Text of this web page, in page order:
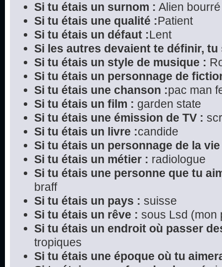
Si tu étais un surnom : Alien bourré
Si tu étais une qualité :Patient
Si tu étais un défaut :Lent
Si les autres devaient te définir, tu
Si tu étais un style de musique :
Si tu étais un personnage de
Si tu étais une chanson :pac man
Si tu étais un film : garden state
Si tu étais une émission de TV :
Si tu étais un livre :candide
Si tu étais un personnage de la
Si tu étais un métier : radiologue
Si tu étais une personne que tu
braff
Si tu étais un pays : suisse
Si tu étais un rêve : sous Lsd (mon
Si tu étais un endroit où passer
tropiques
Si tu étais une époque où tu